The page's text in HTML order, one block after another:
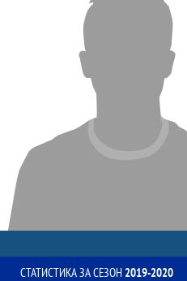
СТАТИСТИКА ЗА СЕЗОН 2019-2020